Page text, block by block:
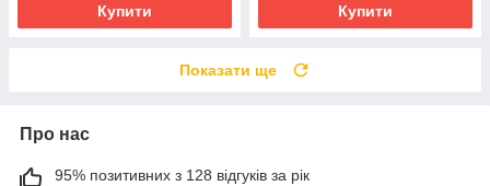
Купити Купити
Показати ще
Про нас
95% позитивних з 128 відгуків за рік